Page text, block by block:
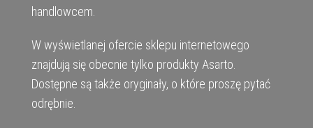
handlowcem.
W wyświetlanej ofercie sklepu internetowego
znajdują się obecnie tylko produkty Asarto.
Dostępne są także oryginały, o które proszę pytać
odrębnie.